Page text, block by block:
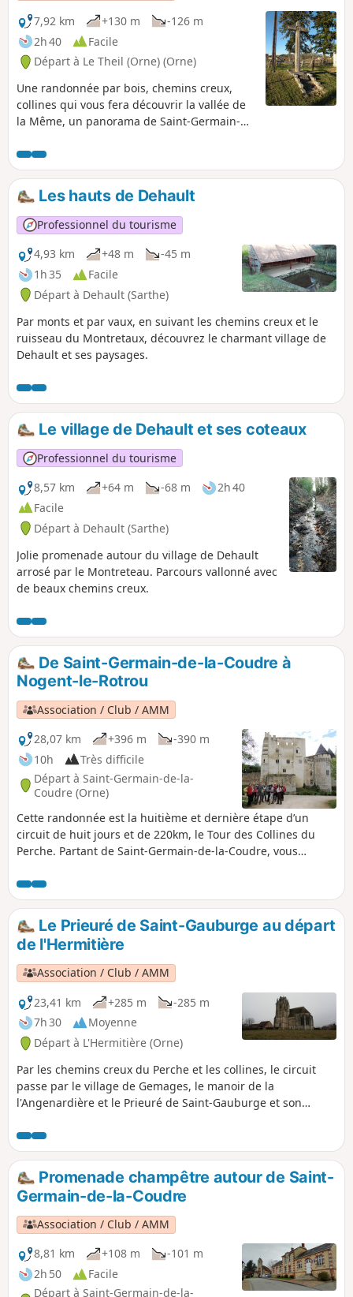
7,92 km
+130 m
-126 m
2h 40
Facile
Départ à Le Theil (Orne) (Orne)
Une randonnée par bois, chemins creux,
collines qui vous fera découvrir la vallée de
la Même, un panorama de Saint-Germain-
chemin, vous admirerez le charmant village
de l'Hermitière, son château et son église
perchés fièrement sur un tertre.
Les hauts de Dehault
Professionnel du tourisme
4,93 km
+48 m
-45 m
1h 35
Facile
Départ à Dehault (Sarthe)
Par monts et par vaux, en suivant les chemins creux et le
ruisseau du Montretaux, découvrez le charmant village de
Dehault et ses paysages.
Le village de Dehault et ses coteaux
Professionnel du tourisme
8,57 km
+64 m -68 m
2h 40
Facile
Départ à Dehault (Sarthe)
Jolie promenade autour du village de Dehault
arrosé par le Montreteau. Parcours vallonné avec
de beaux chemins creux.
De Saint-Germain-de-la-Coudre à
Nogent-le-Rotrou
Association / Club / AMM
28,07 km
+396 m
-390 m
10h
Très difficile
Départ à Saint-Germain-de-la-
Coudre (Orne)
Cette randonnée est la huitième et dernière étape d’un
circuit de huit jours et de 220km, le Tour des Collines du
Perche. Partant de Saint-Germain-de-la-Coudre, vous
plateau sur la rive gauche de l’Huisne que vous franchirez
au Theil. La trace, riche en panoramas, vous amènera à
Nogent-le-Rotrou au pied du Château Saint-Jean. Il ne vous
restera plus alors que la traversée des quartiers historiques
du Pâty.
Le Prieuré de Saint-Gauburge au départ
de l'Hermitière
Association / Club / AMM
23,41 km
+285 m
-285 m
7h 30
Moyenne
Départ à L'Hermitière (Orne)
Par les chemins creux du Perche et les collines, le circuit
passe par le village de Gemages, le manoir de la
l'Angenardière et le Prieuré de Saint-Gauburge et son
Baronnières qui domine le Theil.
Promenade champêtre autour de Saint-
Germain-de-la-Coudre
Association / Club / AMM
8,81 km
+108 m
-101 m
2h 50
Facile
Départ à Saint-Germain-de-la-